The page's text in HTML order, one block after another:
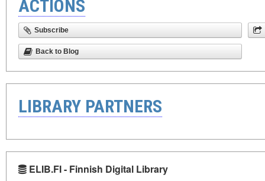
ACTIONS
Subscribe
Back to Blog
LIBRARY PARTNERS
ELIB.FI - Finnish Digital Library